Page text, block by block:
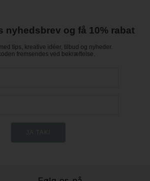
nyhedsbrev og få 10% rabat
tips, kreative idéer, tilbud og nyheder.
fremsendes ved bekræftelse.